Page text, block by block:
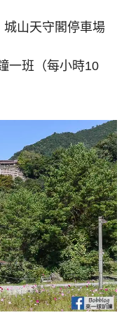
山天守閣停車場
一班（每小時10